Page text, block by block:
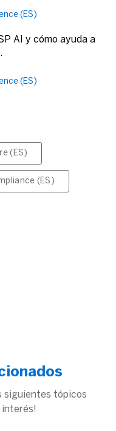
(ES)
AI y cómo ayuda a
(ES)
(ES)
(ES)
siguientes tópicos
interés!